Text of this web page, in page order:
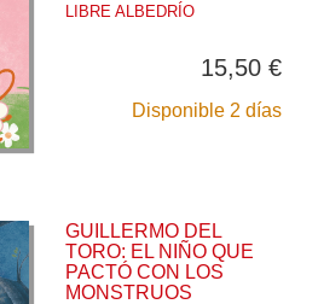
LIBRE ALBEDRÍO
15,50 €
Disponible 2 días
GUILLERMO DEL
TORO: EL NIÑO QUE
PACTÓ CON LOS
MONSTRUOS